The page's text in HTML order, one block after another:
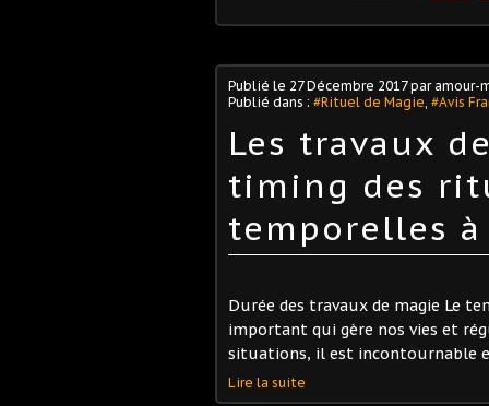
Publié le 27 Décembre 2017par amour-
Publié dans : #Rituel de Magie #Avis
Les travaux
timing des
temporelles
Durée des travaux de magie Le
important qui gère nos vies et
situations, il est incontournable
Lire la suite